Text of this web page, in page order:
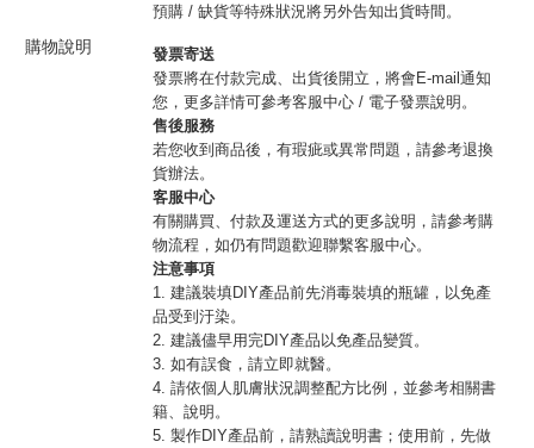
預購 / 缺貨等特殊狀況將另外告知出貨時間。
購物說明
發票寄送
發票將在付款完成、出貨後開立，將會E-mail通知
您，更多詳情可參考客服中心 / 電子發票說明。
售後服務
若您收到商品後，有瑕疵或異常問題，請參考退換
貨辦法。
客服中心
有關購買、付款及運送方式的更多說明，請參考購
物流程，如仍有問題歡迎聯繫客服中心。
注意事項
1. 建議裝填DIY產品前先消毒裝填的瓶罐，以免產
品受到汙染。
2. 建議儘早用完DIY產品以免產品變質。
3. 如有誤食，請立即就醫。
4. 請依個人肌膚狀況調整配方比例，並參考相關書
籍、說明。
5. 製作DIY產品前，請熟讀說明書；使用前，先做